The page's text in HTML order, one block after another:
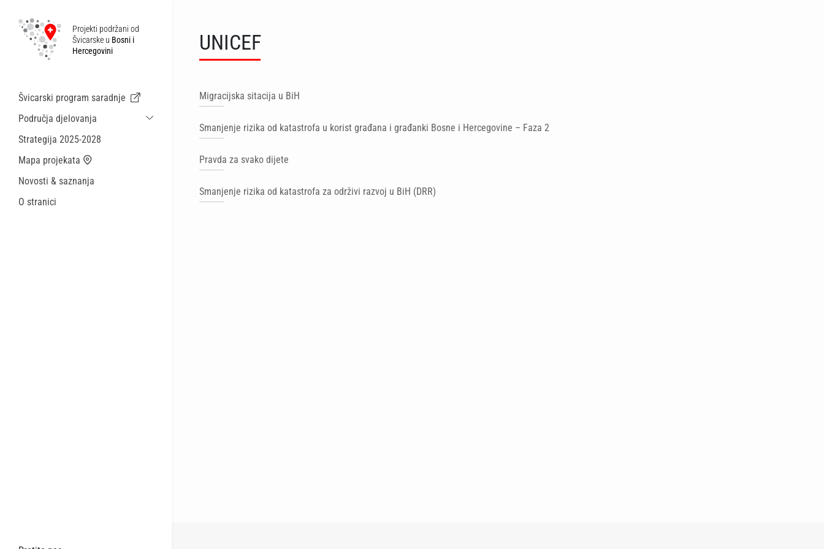
Projekti podržani od
Švicarske u Bosni i
Hercegovini
Švicarski program saradnje
Područja djelovanja
Održiva ekonomska saradnja i migracije
Strategija 2025-2028
Mapa projekata
Novosti & saznanja
O stranici
UNICEF
Migracijska sitacija u BiH
Smanjenje rizika od katastrofa u korist građana i građanki Bosne i Hercegovine – Faza 2
Pravda za svako dijete
Smanjenje rizika od katastrofa za održivi razvoj u BiH (DRR)